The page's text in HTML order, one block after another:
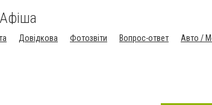
Афіша
Довідкова Фотозвіти Вопрос-ответ
Авто /